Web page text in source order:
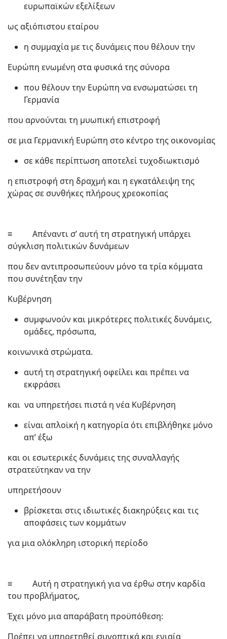
ευρωπαϊκών εξελίξεων
ως αξιόπιστου εταίρου
η συμμαχία με τις δυνάμεις που θέλουν την
Ευρώπη ενωμένη στα φυσικά της σύνορα
που θέλουν την Ευρώπη να ενσωματώσει τη
Γερμανία
που αρνούνται τη μυωπική επιστροφή
σε μια Γερμανική Ευρώπη στο κέντρο της οικονομίας
σε κάθε περίπτωση αποτελεί τυχοδιωκτισμό
η επιστροφή στη δραχμή και η εγκατάλειψη της
χώρας σε συνθήκες πλήρους χρεοκοπίας
≡ Απέναντι σ’ αυτή τη στρατηγική υπάρχει
σύγκλιση πολιτικών δυνάμεων
που δεν αντιπροσωπεύουν μόνο τα τρία κόμματα
που συνέτηξαν την
Κυβέρνηση
συμφωνούν και μικρότερες πολιτικές δυνάμεις,
ομάδες, πρόσωπα,
κοινωνικά στρώματα.
αυτή τη στρατηγική οφείλει και πρέπει να
εκφράσει
και να υπηρετήσει πιστά η νέα Κυβέρνηση
είναι απλοϊκή η κατηγορία ότι επιβλήθηκε μόνο
απ’ έξω
και οι εσωτερικές δυνάμεις της συναλλαγής
στρατεύτηκαν να την
υπηρετήσουν
βρίσκεται στις ιδιωτικές διακηρύξεις και τις
αποφάσεις των κομμάτων
για μια ολόκληρη ιστορική περίοδο
≡ Αυτή η στρατηγική για να έρθω στην καρδία
του προβλήματος,
Έχει μόνο μια απαράβατη προϋπόθεση:
Πρέπει να υπηρετηθεί συνοπτικά και ενιαία